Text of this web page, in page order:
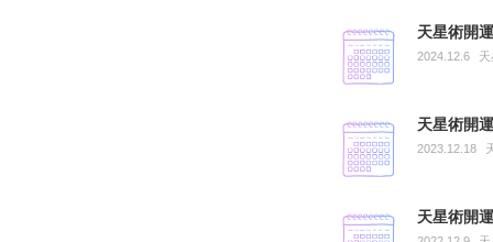
天星術開
2024.12.6
天星術開
2023.12.18
天星術開